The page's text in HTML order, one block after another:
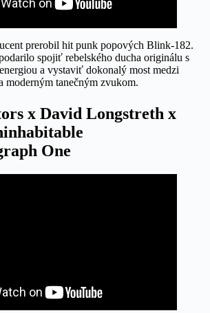
prerobil hit punk popových Blink-182.
spojiť rebelského ducha originálu s
a vystaviť dokonalý most medzi
moderným tanečným zvukom.
x David Longstreth x
One